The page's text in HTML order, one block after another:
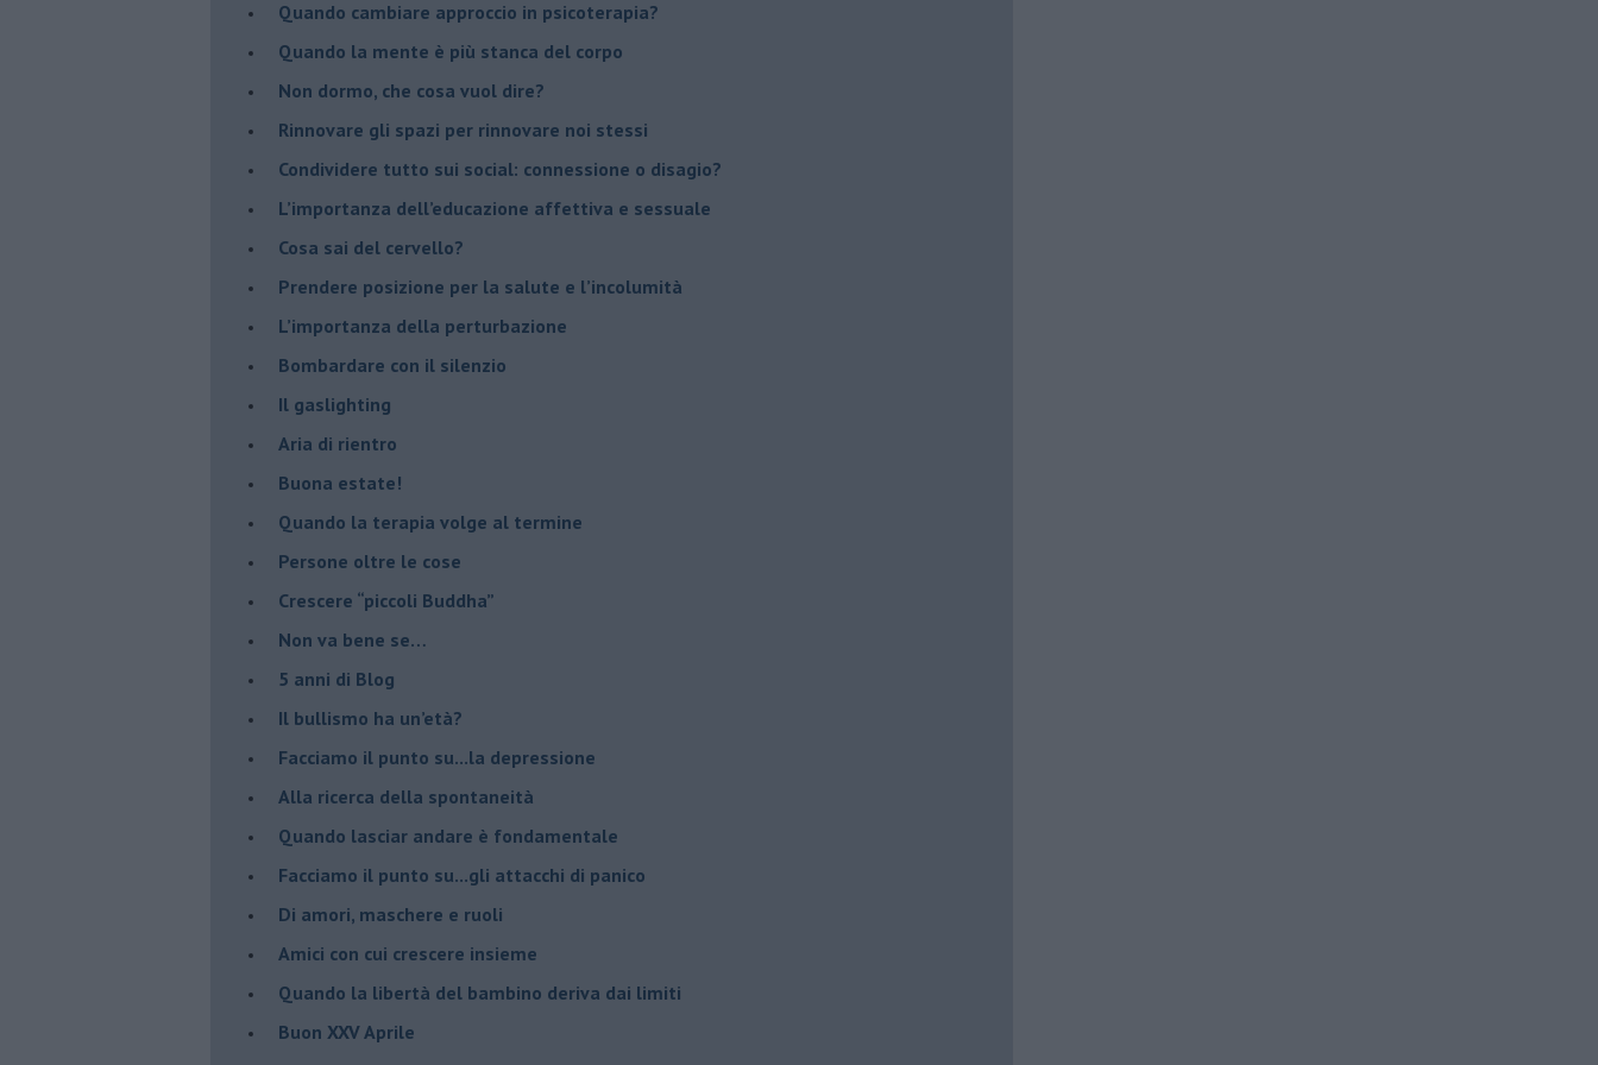
Quando cambiare approccio in psicoterapia?
​Quando la mente è più stanca del corpo
Non dormo, che cosa vuol dire?
​Rinnovare gli spazi per rinnovare noi stessi
​Condividere tutto sui social: connessione o disagio?
​L’importanza dell’educazione affettiva e sessuale
​Cosa sai del cervello?
Prendere posizione per la salute e l’incolumità
L’importanza della perturbazione
​Bombardare con il silenzio
Il gaslighting
Aria di rientro
Buona estate!
​Quando la terapia volge al termine
​Persone oltre le cose
​Crescere “piccoli Buddha”
Non va bene se…
​5 anni di Blog
​Il bullismo ha un’età?
Facciamo il punto su...la depressione
​Alla ricerca della spontaneità
​Quando lasciar andare è fondamentale
Facciamo il punto su...gli attacchi di panico
Di amori, maschere e ruoli
​Amici con cui crescere insieme
​Quando la libertà del bambino deriva dai limiti
Buon XXV Aprile